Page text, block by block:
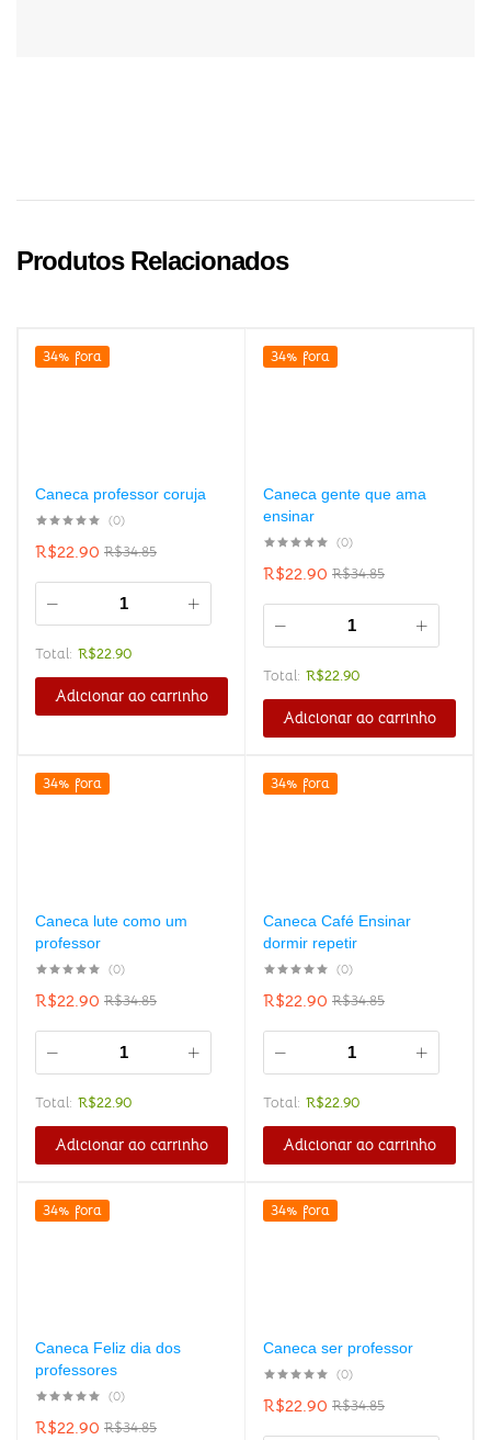
Produtos Relacionados
34% fora
Caneca professor coruja
(0)
R$34.85
R$22.90
Total: R$22.90
Adicionar ao carrinho
34% fora
Caneca gente que ama
ensinar
(0)
R$34.85
R$22.90
Total: R$22.90
Adicionar ao carrinho
34% fora
Caneca lute como um
professor
(0)
R$34.85
R$22.90
Total: R$22.90
Adicionar ao carrinho
34% fora
Caneca Café Ensinar
dormir repetir
(0)
R$34.85
R$22.90
Total: R$22.90
Adicionar ao carrinho
34% fora
Caneca Feliz dia dos
professores
(0)
R$34.85
R$22.90
34% fora
Caneca ser professor
(0)
R$34.85
R$22.90